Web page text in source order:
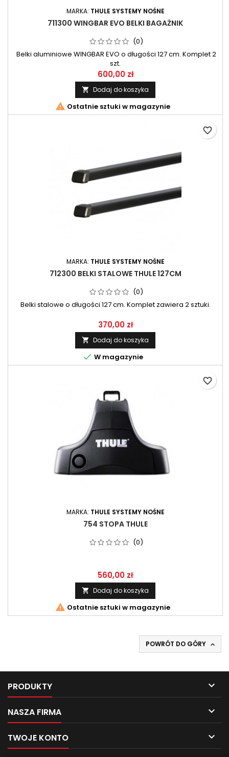
MARKA: THULE SYSTEMY NOŚNE
711300 WINGBAR EVO BELKI BAGAŻNIK
(0)
Belki aluminiowe WINGBAR EVO o długości 127 cm. Komplet 2
szt.
600,00 zł
 Dodaj do koszyka
 Ostatnie sztuki w magazynie
MARKA: THULE SYSTEMY NOŚNE
712300 BELKI STALOWE THULE 127CM
(0)
Belki stalowe o długości 127 cm. Komplet zawiera 2 sztuki.
370,00 zł
 Dodaj do koszyka
 W magazynie
favorite_border
MARKA: THULE SYSTEMY NOŚNE
754 STOPA THULE
(0)
560,00 zł
 Dodaj do koszyka
 Ostatnie sztuki w magazynie
favorite_border
POWRÓT DO GÓRY 
PRODUKTY 
NASZA FIRMA 
TWOJE KONTO 